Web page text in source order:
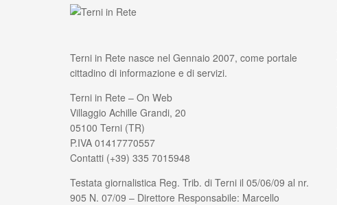
Terni in Rete nasce nel Gennaio 2007, come portale
cittadino di informazione e di servizi.
Terni in Rete – On Web
Villaggio Achille Grandi, 20
05100 Terni (TR)
P.IVA 01417770557
Contatti (+39) 335 7015948
Testata giornalistica Reg. Trib. di Terni il 05/06/09 al nr.
905 N. 07/09 – Direttore Responsabile: Marcello